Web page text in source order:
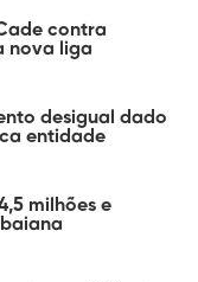
contra
nova liga
desigual dado
entidade
milhões e